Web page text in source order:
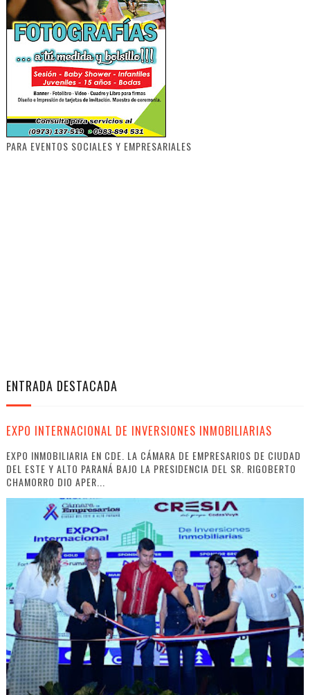
PARA EVENTOS SOCIALES Y EMPRESARIALES
ENTRADA DESTACADA
EXPO INTERNACIONAL DE INVERSIONES INMOBILIARIAS
EXPO INMOBILIARIA EN CDE. LA CÁMARA DE EMPRESARIOS DE CIUDAD
DEL ESTE Y ALTO PARANÁ BAJO LA PRESIDENCIA DEL SR. RIGOBERTO
CHAMORRO DIO APER...